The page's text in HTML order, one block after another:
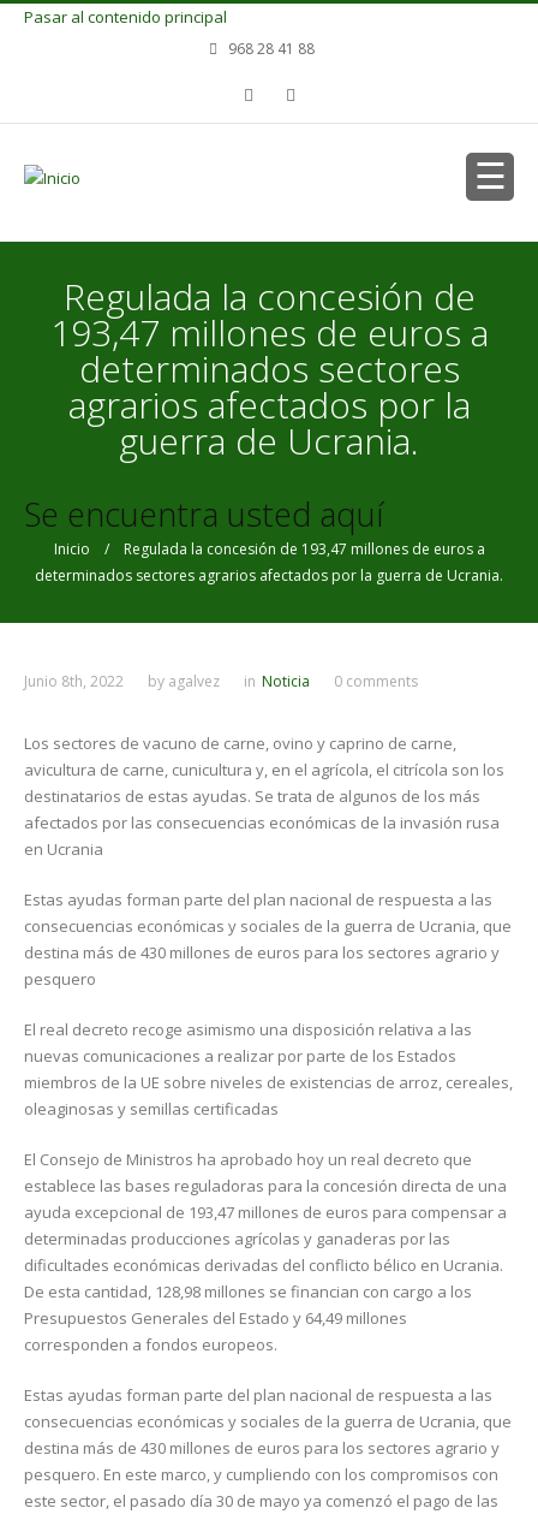
Pasar al contenido principal
968 28 41 88
Regulada la concesión de
193,47 millones de euros a
determinados sectores
agrarios afectados por la
guerra de Ucrania.
Se encuentra usted aquí
Inicio / Regulada la concesión de 193,47 millones de euros a
determinados sectores agrarios afectados por la guerra de Ucrania.
Junio 8th, 2022 by agalvez in Noticia 0 comments
Los sectores de vacuno de carne, ovino y caprino de carne,
avicultura de carne, cunicultura y, en el agrícola, el citrícola son los
destinatarios de estas ayudas. Se trata de algunos de los más
afectados por las consecuencias económicas de la invasión rusa
en Ucrania
Estas ayudas forman parte del plan nacional de respuesta a las
consecuencias económicas y sociales de la guerra de Ucrania, que
destina más de 430 millones de euros para los sectores agrario y
pesquero
El real decreto recoge asimismo una disposición relativa a las
nuevas comunicaciones a realizar por parte de los Estados
miembros de la UE sobre niveles de existencias de arroz, cereales,
oleaginosas y semillas certificadas
El Consejo de Ministros ha aprobado hoy un real decreto que
establece las bases reguladoras para la concesión directa de una
ayuda excepcional de 193,47 millones de euros para compensar a
determinadas producciones agrícolas y ganaderas por las
dificultades económicas derivadas del conflicto bélico en Ucrania.
De esta cantidad, 128,98 millones se financian con cargo a los
Presupuestos Generales del Estado y 64,49 millones
corresponden a fondos europeos.
Estas ayudas forman parte del plan nacional de respuesta a las
consecuencias económicas y sociales de la guerra de Ucrania, que
destina más de 430 millones de euros para los sectores agrario y
pesquero. En este marco, y cumpliendo con los compromisos con
este sector, el pasado día 30 de mayo ya comenzó el pago de las